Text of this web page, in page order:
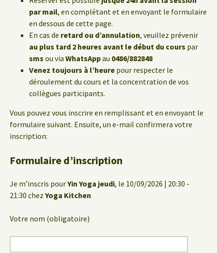
par mail, en complétant et en envoyant le formulaire
en dessous de cette page.
En cas de retard ou d’annulation, veuillez prévenir
au plus tard 2 heures avant le début du cours par
sms ou via WhatsAppau 0486/882848
Venez toujours à l’heure pour respecter le
déroulement du cours et la concentration de vos
collègues participants.
Vous pouvez vous inscrire en remplissant et en envoyant le
formulaire suivant. Ensuite, un e-mail confirmera votre
inscription:
Formulaire d’inscription
Je m’inscris pourYin Yoga jeudi, le 10/09/2026 | 20:30 -
21:30 chez Yoga Kitchen
Votre nom (obligatoire)